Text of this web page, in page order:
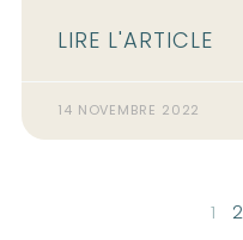
LIRE L'ARTICLE
14 NOVEMBRE 2022
1 2